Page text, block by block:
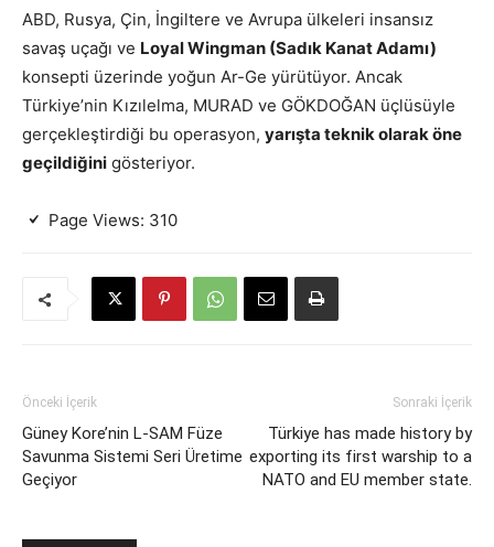
ABD, Rusya, Çin, İngiltere ve Avrupa ülkeleri insansız
savaş uçağı ve Loyal Wingman (Sadık Kanat Adamı)
konsepti üzerinde yoğun Ar-Ge yürütüyor. Ancak
Türkiye’nin Kızılelma, MURAD ve GÖKDOĞAN üçlüsüyle
gerçekleştirdiği bu operasyon, yarışta teknik olarak öne
geçildiğini gösteriyor.
Page Views: 310
Önceki İçerik
Güney Kore’nin L-SAM Füze
Savunma Sistemi Seri Üretime
Geçiyor
Sonraki İçerik
Türkiye has made history by
exporting its first warship to a
NATO and EU member state.